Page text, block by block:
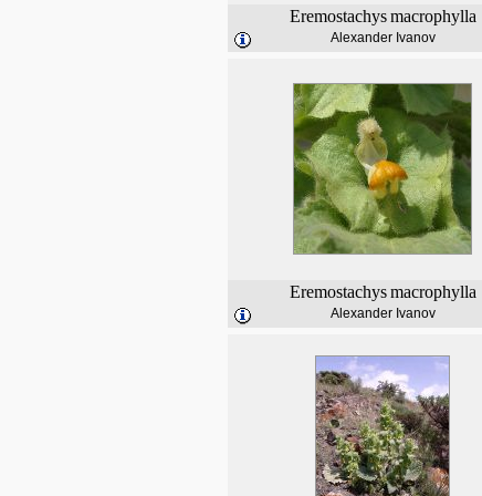
Eremostachys macrophylla
Alexander Ivanov
Eremostachys macrophylla
Alexander Ivanov